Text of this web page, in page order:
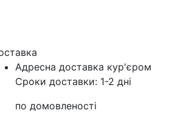
Адресна доставка кур'‎єром
Сроки доставки: 1-2 дні
по домовленості